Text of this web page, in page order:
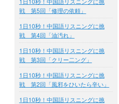
戦 第5回「修理の依頼」
1日10秒！中国語リスニングに挑
戦 第4回「油汚れ」
1日10秒！中国語リスニングに挑
戦 第3回「クリー二ング」
1日10秒！中国語リスニングに挑
戦 第2回「風邪をひいたら辛い」
1日10秒！中国語リスニングに挑